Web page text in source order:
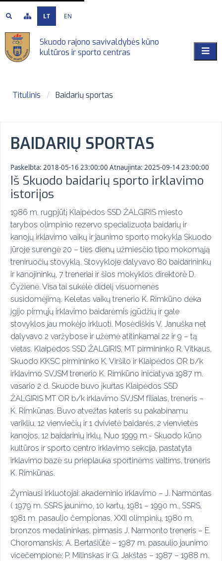
LT EN
Skuodo rajono savivaldybės kūno
kultūros ir sporto centras
Titulinis Baidarių sportas
BAIDARIŲ SPORTAS
Paskelbta: 2018-05-16 23:00:00 Atnaujinta: 2025-09-14 23:00:00
Iš Skuodo baidarių sporto irklavimo
istorijos
1986 m. rugpjūtį Klaipėdos SSD ŽALGIRIS miesto
tarybos olimpinio rezervo specializuota baidarių ir
kanojų irklavimo vaikų ir jaunimo sporto mokykla Skuodo
jūroje surengė 20 – ties dienų užmiesčio tipo mokomąją
treniruočių stovyklą. Stovykloje dalyvavo 80 baidarininkų
ir kanojininkų, 7 treneriai ir šios mokyklos direktorė D.
Čyžienė. Visa tai sukėlė didelį visuomenės
susidomėjimą. Keletas vaikų trenerio K. Rimkūno dėka
įgijo pirmųjų irklavimo baidarėmis įgūdžių ir gale
stovyklos jau mokėjo irkluoti. Mosėdiškis V. Januška net
dalyvavo 2 varžybose ir užėmė atitinkamai 22 ir 9 – tą
vietas. Klaipėdos SSD ŽALGIRIS, MT pirmininko R. Vitkaus,
Skuodo KKSC pirmininko K. Viršilo ir Klaipėdos OR b/k
irklavimo SVJSM trenerio K. Rimkūno iniciatyva 1987 m.
vasario 2 d. Skuode buvo įkurtas Klaipėdos SSD
ŽALGIRIS MT OR b/k irklavimo SVJSM filialas, treneris –
K. Rimkūnas. Buvo atvežtas kateris su pakabinamu
varikliu, 12 vienviečių ir 1 dvivietė baidarės, 2 vienvietės
kanojos, 12 baidarinių irklų. Nuo 1999 m.- Skuodo kūno
kultūros ir sporto centro irklavimo sekcija, pastatyta
irklavimo bazė su prieplauka sportinėms valtims, treneris
K. Rimkūnas.
Žymiausi irkluotojai: akademinio irklavimo – J. Narmontas
( 1979 m. SSRS jaunimo, 10 kartų, 1981 – 1990 m., SSRS,
1981 m. pasaulio čempionas, XXII olimpinių, 1980 m.
bronzos medalininkas, pirmasis J. Narmonto treneris – E.
Choromanskis; A. Bertašiūtė – 1987 m. pasaulio jaunimo
vicečempionė; P. Milinskas ir G. Jakštas – 1987 – 1988 m.